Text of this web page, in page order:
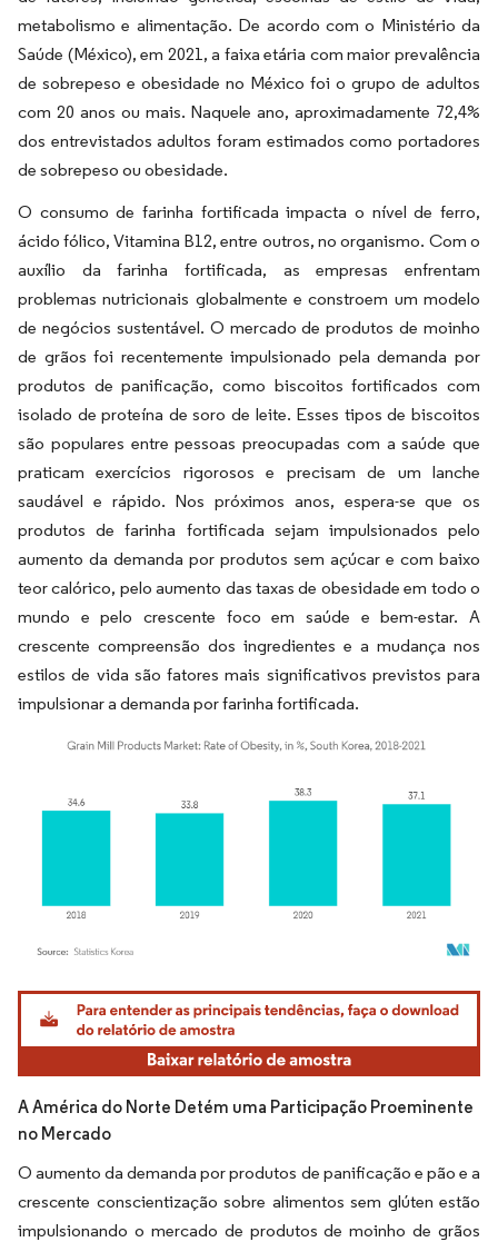
metabolismo e alimentação. De acordo com o Ministério da
Saúde (México), em 2021, a faixa etária com maior prevalência
de sobrepeso e obesidade no México foi o grupo de adultos
com 20 anos ou mais. Naquele ano, aproximadamente 72,4%
dos entrevistados adultos foram estimados como portadores
de sobrepeso ou obesidade.
O consumo de farinha fortificada impacta o nível de ferro,
ácido fólico, Vitamina B12, entre outros, no organismo. Com o
auxílio da farinha fortificada, as empresas enfrentam
problemas nutricionais globalmente e constroem um modelo
de negócios sustentável. O mercado de produtos de moinho
de grãos foi recentemente impulsionado pela demanda por
produtos de panificação, como biscoitos fortificados com
isolado de proteína de soro de leite. Esses tipos de biscoitos
são populares entre pessoas preocupadas com a saúde que
praticam exercícios rigorosos e precisam de um lanche
saudável e rápido. Nos próximos anos, espera-se que os
produtos de farinha fortificada sejam impulsionados pelo
aumento da demanda por produtos sem açúcar e com baixo
teor calórico, pelo aumento das taxas de obesidade em todo o
mundo e pelo crescente foco em saúde e bem-estar. A
crescente compreensão dos ingredientes e a mudança nos
estilos de vida são fatores mais significativos previstos para
impulsionar a demanda por farinha fortificada.
Imagem © Mordor Intelligence. O reuso requer atribuição conforme CC BY 4.0.
A América do Norte Detém uma Participação Proeminente
no Mercado
O aumento da demanda por produtos de panificação e pão e a
crescente conscientização sobre alimentos sem glúten estão
impulsionando o mercado de produtos de moinho de grãos